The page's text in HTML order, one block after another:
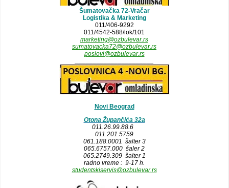
Šumatovačka 72-Vračar
Logistika & Marketing
011/406-9292
011/4542-588/lok/101
marketing@ozbulevar.rs
sumatovacka72@ozbulevar.rs
poslovi@ozbulevar.rs
Novi Beograd
Otona Župančića 32a
011.26.99.88.6
011.201.5759
061.188.0001 šalter 3
065.6757.000 šaler 2
065.2749.309 šalter 1
radno vreme : 9-17 h.
studentskiservis@ozbulevar.rs